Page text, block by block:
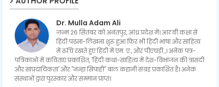
Dr. Mulla Adam Ali
जन्म 26 सितंबर को अनंतपुर, आंध्र प्रदेश में। आठवीं कक्षा से
हिंदी पढ़ना-लिखना शुरू हुआ फिर भी हिंदी भाषा और साहित्य
में रुचि रखते हुए हिंदी में एम. ए., और पीएचडी.,। अनेक पत्र-
पत्रिकाओं में कविताएं प्रकाशित, 'हिंदी कथा-साहित्य में देश-विभाजन की त्रासदी
और सांप्रदायिकता' और "नन्हा सिपाही" बाल कहानी संग्रह प्रकाशित है। अनेक
संस्थाओं द्वारा पुरस्कार और सम्मान प्राप्त।